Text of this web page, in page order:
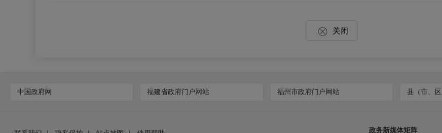
关闭
中国政府网 福建省政府门户网站 福州市政府门户网站 县（市、
政务新媒体矩阵